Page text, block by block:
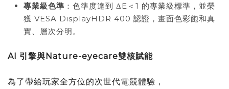
專業級色準 ：色準度達到 ΔE＜1 的專業級標準，並榮
獲 VESA DisplayHDR 400 認證，畫面色彩飽和真
實、層次分明。
AI 引擎與Nature-eyecare雙核賦能
為了帶給玩家全方位的次世代電競體驗，